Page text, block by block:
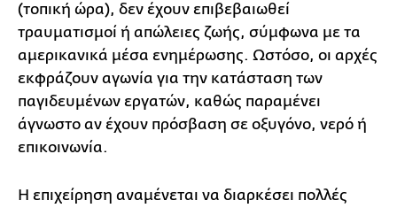
(τοπική ώρα), δεν έχουν επιβεβαιωθεί
τραυματισμοί ή απώλειες ζωής, σύμφωνα με τα
αμερικανικά μέσα ενημέρωσης. Ωστόσο, οι αρχές
εκφράζουν αγωνία για την κατάσταση των
παγιδευμένων εργατών, καθώς παραμένει
άγνωστο αν έχουν πρόσβαση σε οξυγόνο, νερό ή
επικοινωνία.
Η επιχείρηση αναμένεται να διαρκέσει πολλές